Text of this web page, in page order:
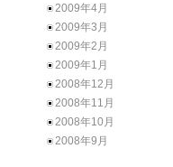
2009年4月
2009年3月
2009年2月
2009年1月
2008年12月
2008年11月
2008年10月
2008年9月